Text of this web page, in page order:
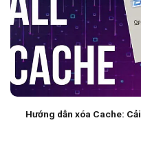
Hướng dẫn xóa Cache: